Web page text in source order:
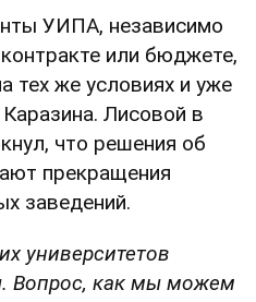
УИПА, независимо
или бюджете,
тех же условиях и уже
Лисовой в
что решения об
прекращения
заведений.
университетов
Вопрос, как мы можем